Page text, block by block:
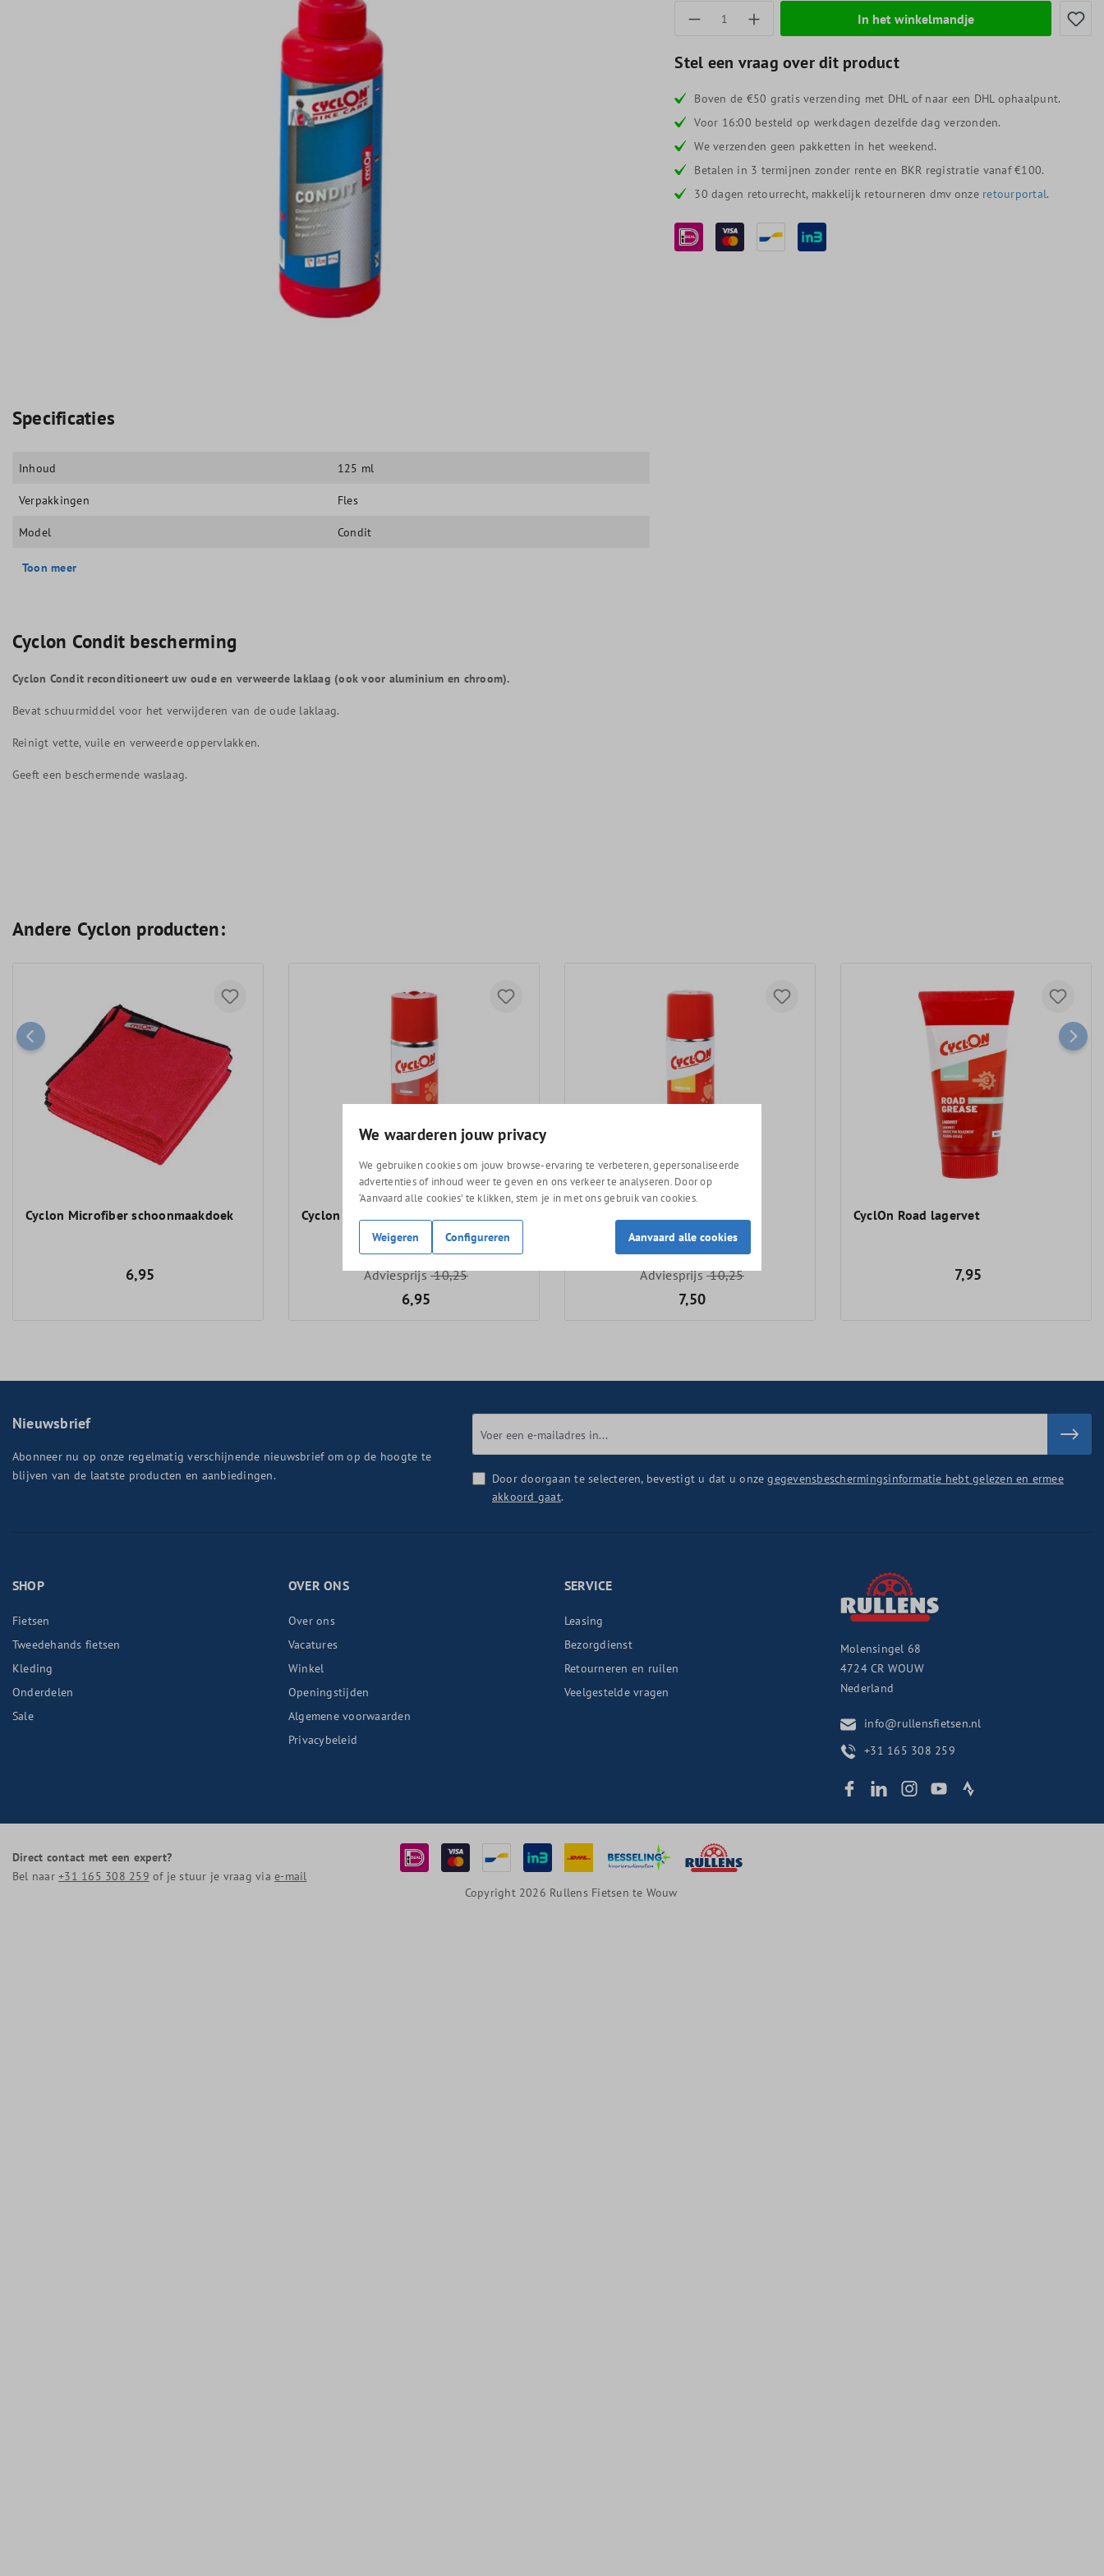
Producthoeveelheid: Voer de gewenste
In het winkelmandje
Stel een vraag over dit product
Boven de €50 gratis verzending met DHL of naar een DHL ophaalpunt.
Voor 16:00 besteld op werkdagen dezelfde dag verzonden.
We verzenden geen pakketten in het weekend.
Betalen in 3 termijnen zonder rente en BKR registratie vanaf €100.
30 dagen retourrecht, makkelijk retourneren dmv onze retourportal.
Specificaties
Inhoud 125 ml
Verpakkingen Fles
Model Condit
Toon meer
Cyclon Condit bescherming
Cyclon Condit reconditioneert uw oude en verweerde laklaag (ook voor aluminium en chroom).
Bevat schuurmiddel voor het verwijderen van de oude laklaag.
Reinigt vette, vuile en verweerde oppervlakken.
Geeft een beschermende waslaag.
Andere Cyclon producten:
Cyclon Microfiber schoonmaakdoek
6,95
Cyclon Brake cleaner
Adviesprijs10,25
6,95
Adviesprijs10,25
7,50
CyclOn Road lagervet
7,95
Nieuwsbrief
Abonneer nu op onze regelmatig verschijnende nieuwsbrief om op de hoogte te
blijven van de laatste producten en aanbiedingen.
Door doorgaan te selecteren, bevestigt u dat u onzegegevensbeschermingsinformatie hebt gelezen en ermee
akkoord gaat.
SHOP
Fietsen
Tweedehands fietsen
Kleding
Onderdelen
Sale
OVER ONS
Over ons
Vacatures
Winkel
Openingstijden
Algemene voorwaarden
Privacybeleid
SERVICE
Leasing
Bezorgdienst
Retourneren en ruilen
Veelgestelde vragen
Molensingel 68
4724 CR WOUW
Nederland
info@rullensfietsen.nl
+31 165 308 259
Direct contact met een expert?
Bel naar+31 165 308 259 of je stuur je vraag viae-mail
Copyright 2026 Rullens Fietsen te Wouw
We waarderen jouw privacy
We gebruiken cookies om jouw browse-ervaring te verbeteren, gepersonaliseerde
advertenties of inhoud weer te geven en ons verkeer te analyseren. Door op
‘Aanvaard alle cookies’ te klikken, stem je in met ons gebruik van cookies.
Weigeren Configureren Aanvaard alle cookies